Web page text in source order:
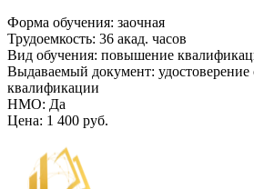
Форма обучения: заочная
Трудоемкость: 36 акад. часов
Вид обучения: повышение
Выдаваемый документ:
квалификации
НМО: Да
Цена: 1 400 руб.